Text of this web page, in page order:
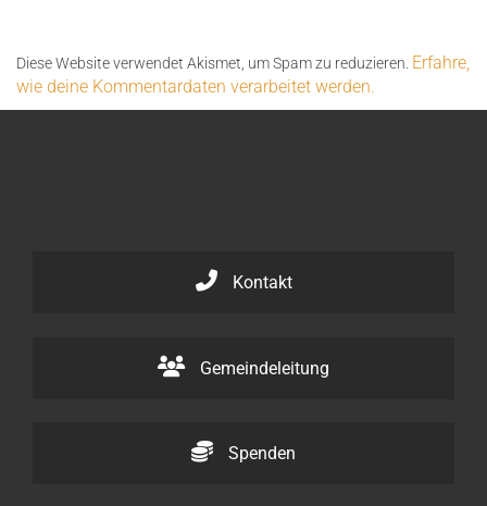
Diese Website verwendet Akismet, um Spam zu reduzieren. Erfahre,
wie deine Kommentardaten verarbeitet werden.
Kontakt
Gemeindeleitung
Spenden